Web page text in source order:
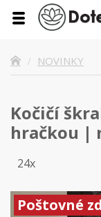
NOVINKY
Kočičí
hračkou |
24x
Poštovné